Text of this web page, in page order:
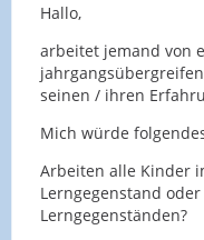
Hallo,
arbeitet jemand von
seinen / ihren
Mich würde
Arbeiten alle Kinder
Lerngegenstand
Lerngegenständen?